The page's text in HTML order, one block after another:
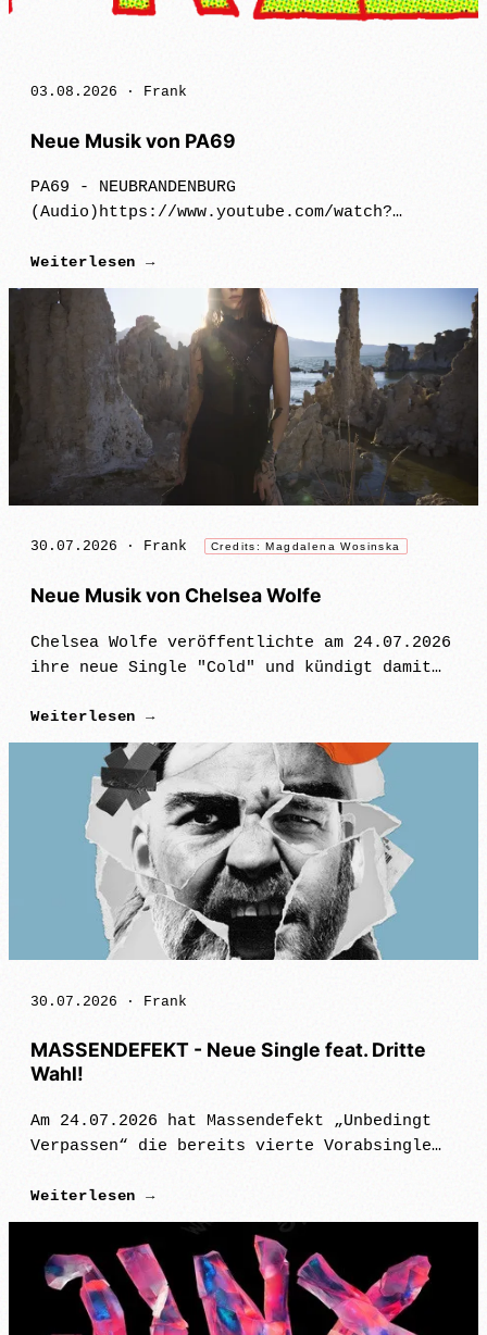
03.08.2026 · Frank
Neue Musik von PA69
PA69 - NEUBRANDENBURG
(Audio)https://www.youtube.com/watch?
sich PA69 das ostdeutsche Provinzleben vor
– augenzwinkernd und ohne Filter. Statt die
Klischees übe…
Weiterlesen →
30.07.2026 · Frank Credits: Magdalena Wosinska
Neue Musik von Chelsea Wolfe
Chelsea Wolfe veröffentlichte am 24.07.2026
ihre neue Single "Cold" und kündigt damit
August 2026 an. Physisch erscheint das
Album, an dem unter anderem Robin…
Weiterlesen →
30.07.2026 · Frank
MASSENDEFEKT - Neue Single feat. Dritte
Wahl!
Am 24.07.2026 hat Massendefekt „Unbedingt
Verpassen“ die bereits vierte Vorabsingle
veröffentlicht. Das Album erscheint am 11.
September 2026 über ihr Hauslabel …
Weiterlesen →